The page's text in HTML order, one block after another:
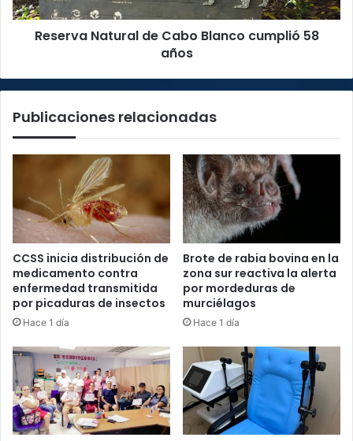
Reserva Natural de Cabo Blanco cumplió 58
años
Publicaciones relacionadas
CCSS inicia distribución de
medicamento contra
enfermedad transmitida
por picaduras de insectos
Hace 1 día
Brote de rabia bovina en la
zona sur reactiva la alerta
por mordeduras de
murciélagos
Hace 1 día